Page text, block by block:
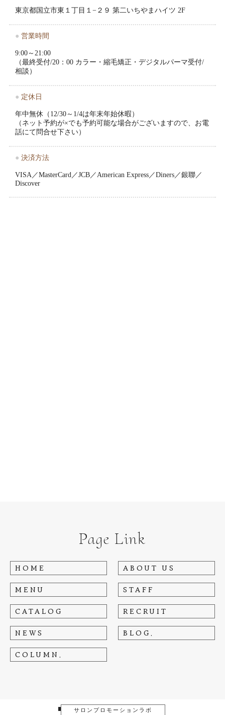
東京都国立市東１丁目１−２９ 第二いちやまハイツ 2F
● 営業時間
9:00～21:00
（最終受付/20：00 カラー・縮毛矯正・デジタルパーマ受付/
相談）
● 定休日
年中無休（12/30～1/4は年末年始休暇）
（ネット予約が×でも予約可能な場合がございますので、お電
話にて問合せ下さい）
● 決済方法
VISA／MasterCard／JCB／American Express／Diners／銀聯／
Discover
Page Link
HOME ABOUT US
MENU STAFF
CATALOG RECRUIT
NEWS BLOG.
COLUMN.
■ サロンプロモーションラボ